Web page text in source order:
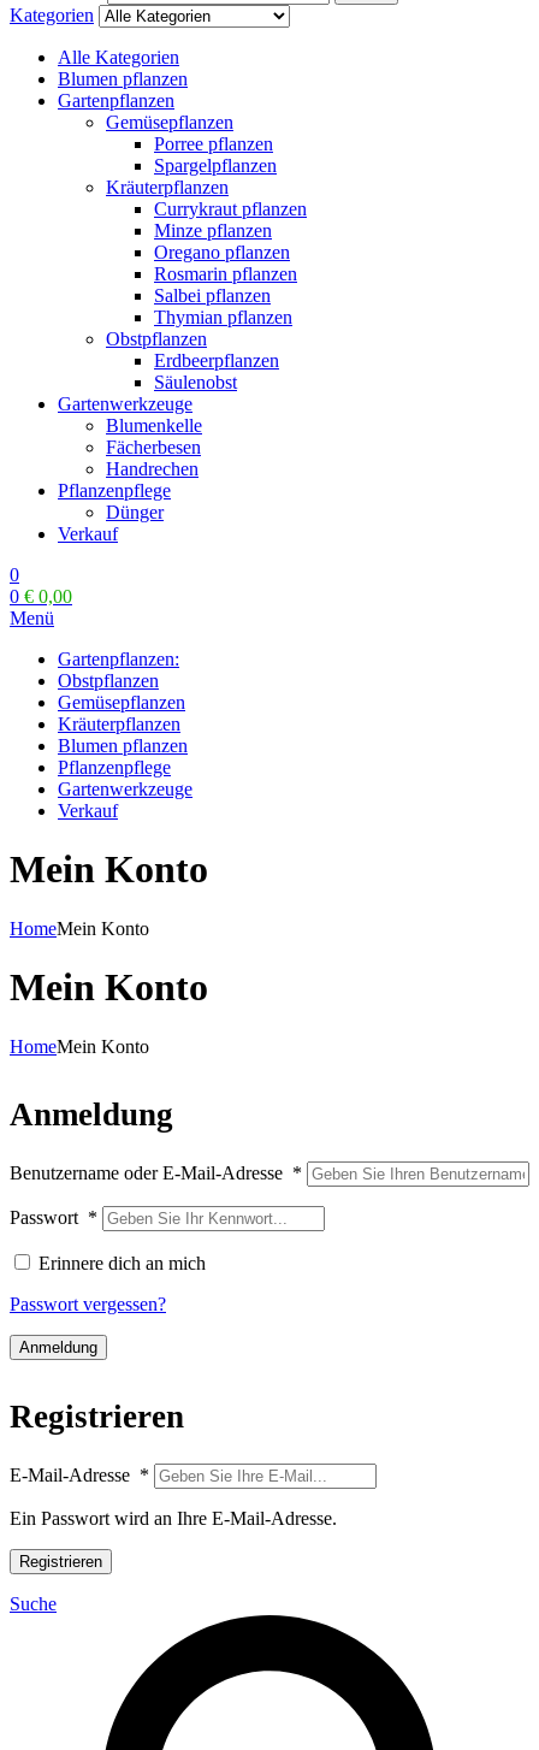
Kategorien
Alle Kategorien
Blumen pflanzen
Gartenpflanzen
Gemüsepflanzen
Porree pflanzen
Spargelpflanzen
Kräuterpflanzen
Currykraut pflanzen
Minze pflanzen
Oregano pflanzen
Rosmarin pflanzen
Salbei pflanzen
Thymian pflanzen
Obstpflanzen
Erdbeerpflanzen
Säulenobst
Gartenwerkzeuge
Blumenkelle
Fächerbesen
Handrechen
Pflanzenpflege
Dünger
Verkauf
0
0 € 0,00
Menü
Gartenpflanzen:
Obstpflanzen
Gemüsepflanzen
Kräuterpflanzen
Blumen pflanzen
Pflanzenpflege
Gartenwerkzeuge
Verkauf
Mein Konto
HomeMein Konto
Mein Konto
HomeMein Konto
Anmeldung
Benutzername oder E-Mail-Adresse *
Passwort *
Erinnere dich an mich
Passwort vergessen?
Anmeldung
Registrieren
E-Mail-Adresse *
Ein Passwort wird an Ihre E-Mail-Adresse.
Registrieren
Suche